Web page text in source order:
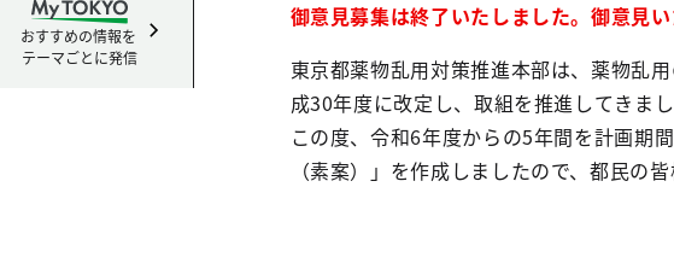
おすすめの情報を
テーマごとに発信
御意見募集は終了いたしました。御意見
東京都薬物乱用対策推進本部は、薬物乱
成30年度に改定し、取組を推進してきまし
この度、令和6年度からの5年間を計画期
（素案）」を作成しましたので、都民の